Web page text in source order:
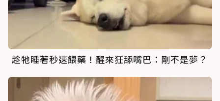
趁牠睡著秒速餵藥！醒來狂舔嘴巴：剛不是夢？